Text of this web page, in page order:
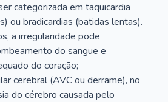
categorizada em taquicardia
ou bradicardias (batidas lentas).
a irregularidade pode
do sangue e
do coração;
cerebral (AVC ou derrame), no
do cérebro causada pelo